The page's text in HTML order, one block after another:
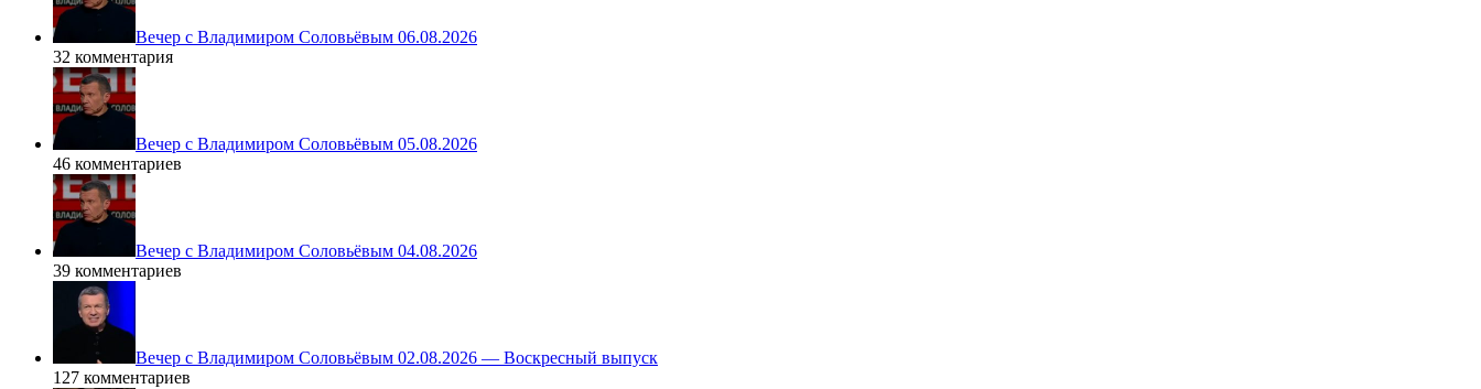
Вечер с Владимиром Соловьёвым 06.08.2026
32 комментария
Вечер с Владимиром Соловьёвым 05.08.2026
46 комментариев
Вечер с Владимиром Соловьёвым 04.08.2026
39 комментариев
Вечер с Владимиром Соловьёвым 02.08.2026 — Воскресный выпуск
127 комментариев